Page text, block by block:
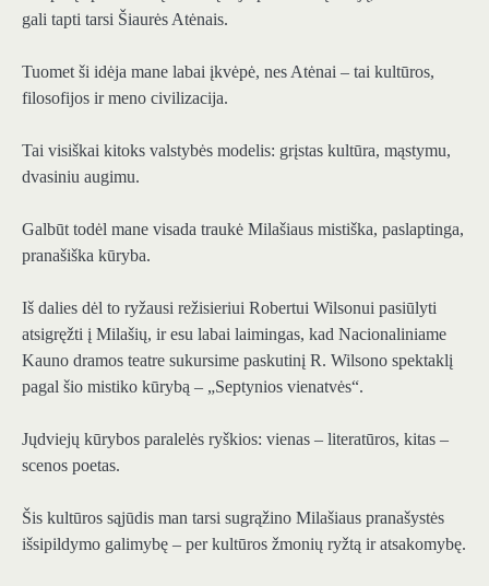
gali tapti tarsi Šiaurės Atėnais.
Tuomet ši idėja mane labai įkvėpė, nes Atėnai – tai kultūros,
filosofijos ir meno civilizacija.
Tai visiškai kitoks valstybės modelis: grįstas kultūra, mąstymu,
dvasiniu augimu.
Galbūt todėl mane visada traukė Milašiaus mistiška, paslaptinga,
pranašiška kūryba.
Iš dalies dėl to ryžausi režisieriui Robertui Wilsonui pasiūlyti
atsigręžti į Milašių, ir esu labai laimingas, kad Nacionaliniame
Kauno dramos teatre sukursime paskutinį R. Wilsono spektaklį
pagal šio mistiko kūrybą – „Septynios vienatvės“.
Jųdviejų kūrybos paralelės ryškios: vienas – literatūros, kitas –
scenos poetas.
Šis kultūros sąjūdis man tarsi sugrąžino Milašiaus pranašystės
išsipildymo galimybę – per kultūros žmonių ryžtą ir atsakomybę.